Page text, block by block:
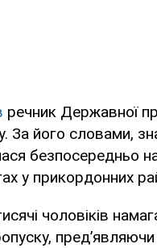
речник Державної
За його словами,
безпосередньо
у прикордонних
чоловіків